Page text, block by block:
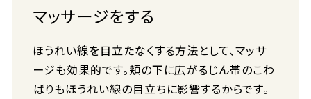
マッサージをする
ほうれい線を目立たなくする方法として、マッサ
ージも効果的です。頬の下に広がるじん帯のこわ
ばりもほうれい線の目立ちに影響するからです。